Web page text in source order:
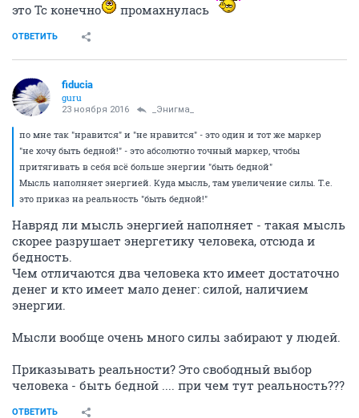
это Тс конечно промахнулась
ОТВЕТИТЬ
fiducia
guru
23 ноября 2016 _Энигма_
по мне так "нравится" и "не нравится" - это один и тот же маркер
"не хочу быть бедной!" - это абсолютно точный маркер, чтобы
притягивать в себя всё больше энергии "быть бедной"
Мысль наполняет энергией. Куда мысль, там увеличение силы. Т.е.
это приказ на реальность "быть бедной!"
Навряд ли мысль энергией наполняет - такая мысль
скорее разрушает энергетику человека, отсюда и
бедность.
Чем отличаются два человека кто имеет достаточно
денег и кто имеет мало денег: силой, наличием
энергии.
Мысли вообще очень много силы забирают у людей.
Приказывать реальности? Это свободный выбор
человека - быть бедной .... при чем тут реальность???
ОТВЕТИТЬ